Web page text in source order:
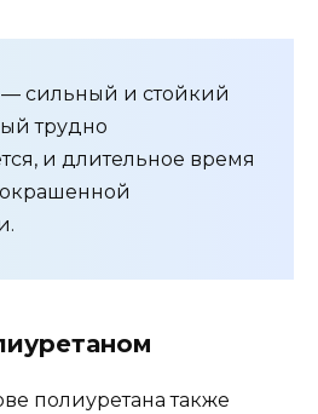
— сильный и стойкий
трудно
и длительное время
полиуретана также